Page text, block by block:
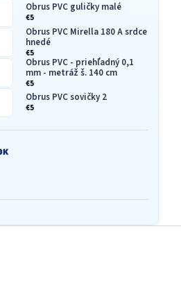
Obrus PVC guličky malé
€5
Obrus PVC Mirella 180 A srdce
hnedé
€5
Obrus PVC - priehľadný 0,1
mm - metráž š. 140 cm
€5
Obrus PVC sovičky 2
€5